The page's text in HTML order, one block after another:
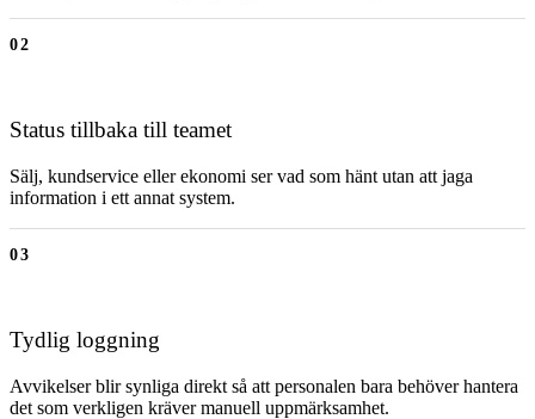
02
Status tillbaka till teamet
Sälj, kundservice eller ekonomi ser vad som hänt utan att jaga
information i ett annat system.
03
Tydlig loggning
Avvikelser blir synliga direkt så att personalen bara behöver hantera
det som verkligen kräver manuell uppmärksamhet.